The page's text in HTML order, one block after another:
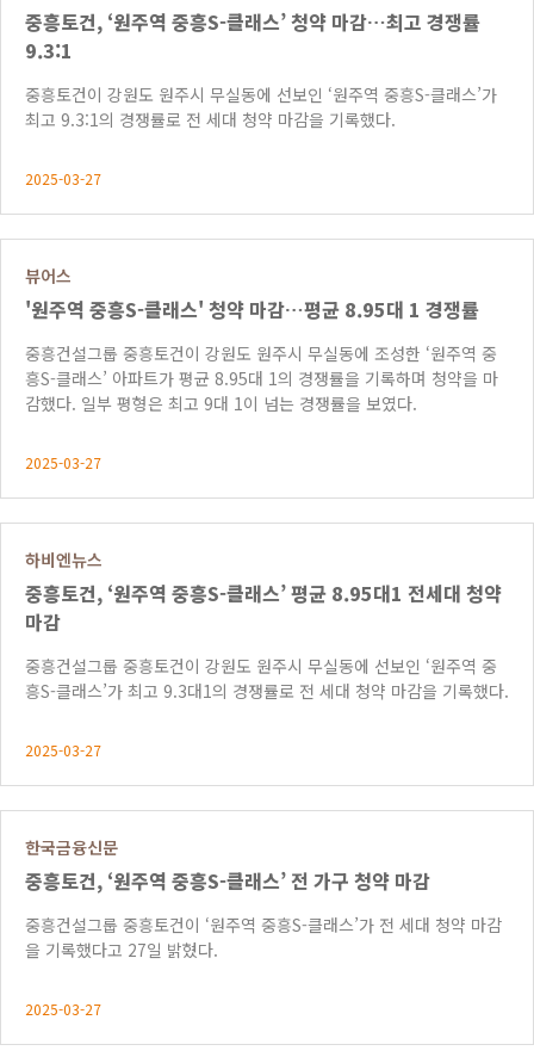
중흥토건, ‘원주역 중흥S-클래스’ 청약 마감…최고 경쟁률
9.3:1
중흥토건이 강원도 원주시 무실동에 선보인 ‘원주역 중흥S-클래스’가
최고 9.3:1의 경쟁률로 전 세대 청약 마감을 기록했다.
2025-03-27
뷰어스
'원주역 중흥S-클래스' 청약 마감…평균 8.95대 1 경쟁률
중흥건설그룹 중흥토건이 강원도 원주시 무실동에 조성한 ‘원주역 중
흥S-클래스’ 아파트가 평균 8.95대 1의 경쟁률을 기록하며 청약을 마
감했다. 일부 평형은 최고 9대 1이 넘는 경쟁률을 보였다.
2025-03-27
하비엔뉴스
중흥토건, ‘원주역 중흥S-클래스’ 평균 8.95대1 전세대 청약
마감
중흥건설그룹 중흥토건이 강원도 원주시 무실동에 선보인 ‘원주역 중
흥S-클래스’가 최고 9.3대1의 경쟁률로 전 세대 청약 마감을 기록했다.
2025-03-27
한국금융신문
중흥토건, ‘원주역 중흥S-클래스’ 전 가구 청약 마감
중흥건설그룹 중흥토건이 ‘원주역 중흥S-클래스’가 전 세대 청약 마감
을 기록했다고 27일 밝혔다.
2025-03-27